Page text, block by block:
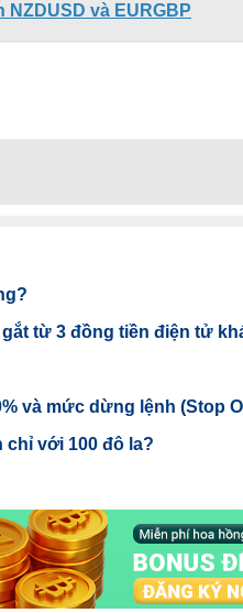
và EURGBP
từ 3 đồng tiền điện tử
và mức dừng lệnh (Stop
với 100 đô la?